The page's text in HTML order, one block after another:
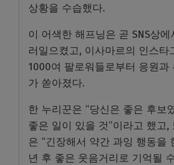
상황을 수습했다.
이 어색한 해프닝은 곧 SNS상
러일으켰고, 이사마르의 인스타
1000여 팔로워들로부터 응원과
가 쏟아졌다.
한 누리꾼은 “당신은 좋은 후보
좋은 일이 있을 것”이라고 했고,
은 “긴장해서 약간 과잉 행동을
년 후 좋은 웃음거리로 기억될